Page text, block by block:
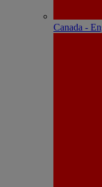
Canada -